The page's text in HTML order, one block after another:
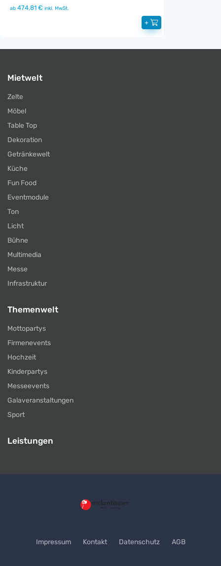
ab 474,81 € inkl. MwSt.
+
Mietwelt
Zelte
Möbel
Table Top
Dekoration
Getränkewelt
Küche
Fun Food
Eventmodule
Ton
Licht
Bühne
Multimedia
Messe
Infrastruktur
Themenwelt
Mottopartys
Firmenevents
Hochzeit
Kinderpartys
Messeevents
Galaveranstaltungen
Sport
Leistungen
Impressum Kontakt Datenschutz AGB